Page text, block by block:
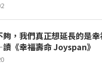
夠，我們真正想延長的是幸
《幸福壽命 Joyspan》